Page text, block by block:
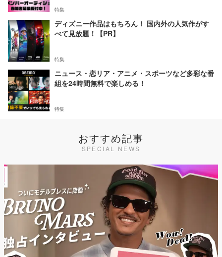
特集
ディズニー作品はもちろん！ 国内外の人気作がす
べて見放題！【PR】
特集
ニュース・恋リア・アニメ・スポーツなど多彩な番
組を24時間無料で楽しめる！
特集
おすすめ記事
SPECIAL NEWS